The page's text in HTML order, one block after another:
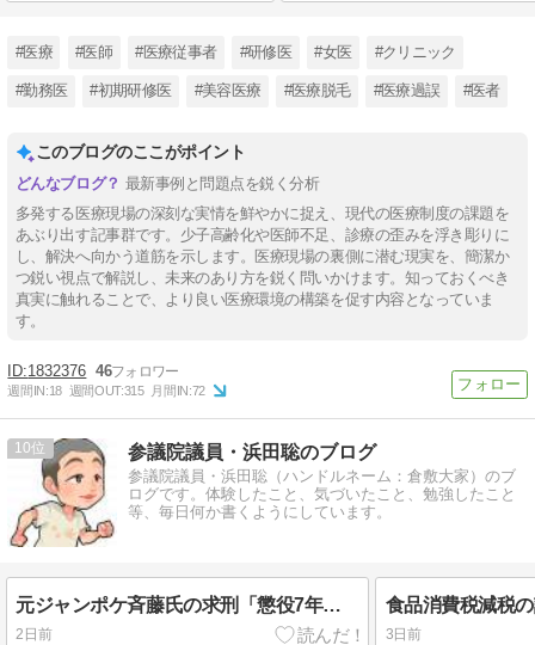
#医療 #医師 #医療従事者 #研修医 #女医 #クリニック
#勤務医 #初期研修医 #美容医療 #医療脱毛 #医療過誤 #医者
このブログのここがポイント
最新事例と問題点を鋭く分析
多発する医療現場の深刻な実情を鮮やかに捉え、現代の医療制度の課題を
あぶり出す記事群です。少子高齢化や医師不足、診療の歪みを浮き彫りに
し、解決へ向かう道筋を示します。医療現場の裏側に潜む現実を、簡潔か
つ鋭い視点で解説し、未来のあり方を鋭く問いかけます。知っておくべき
真実に触れることで、より良い医療環境の構築を促す内容となっていま
す。
1832376 46
週間IN:18 週間OUT:315 月間IN:72
10 参議院議員・浜田聡のブログ
参議院議員・浜田聡（ハンドルネーム：倉敷大家）のブ
ログです。体験したこと、気づいたこと、勉強したこと
等、毎日何か書くようにしています。
元ジャンポケ斉藤氏の求刑「懲役7年」から考える不同意性交等罪の法的争点と今後の展望
2日前 3日前